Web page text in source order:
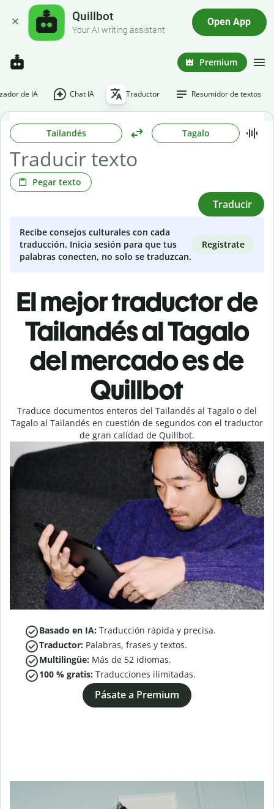
Quillbot
Your AI writing assistant
Open App
Premium
de IA Chat IA Traductor Resumidor de textos
Tailandés Tagalo
Pegar texto
Traducir
Recibe consejos culturales con cada
traducción. Inicia sesión para que tus
palabras conecten, no solo se traduzcan.
Regístrate
El mejor traductor de
Tailandés al Tagalo
del mercado es de
Quillbot
Traduce documentos enteros del Tailandés al Tagalo o del
Tagalo al Tailandés en cuestión de segundos con el traductor
de gran calidad de Quillbot.
Basado en IA: Traducción rápida y precisa.
Traductor: Palabras, frases y textos.
Multilingüe: Más de 52 idiomas.
100 % gratis: Traducciones ilimitadas.
Pásate a Premium